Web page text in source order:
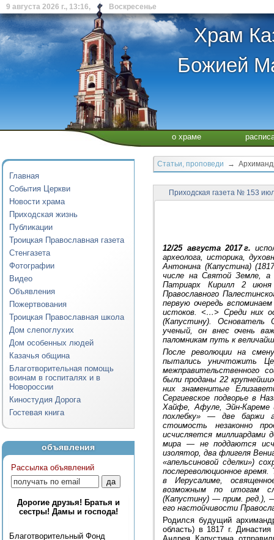
9 августа 2026 г., 13:16, Воскресенье
Храм
Божией
о храме
Главная
События Церкви
Новости храма
Приходская жизнь
Публикации
Троицкая Православная газета
Стенгазета
Фотографии
Видео
Объявления
Пожертвования
Троицкая Православная школа
Дом слепоглухих
Дом особенных людей
Казачья община
Благотворительная помощь
воинам в госпиталях и в
Новороссии
Киностудия Дорога
Гостевая книга
объявления
Рассылка объявлений
Дорогие друзья! Братья и
сестры! Дамы и господа!
Благотворительный Фонд
Статьи, проповеди →
Приходская газета № 153
12/25 августа 2017 г.
археолога, историка,
Антонина (Капустина)
числе на Святой Земле, а
Патриарх Кирилл 2 июня
Православного
первую очередь
истоков. <…> Среди них
(Капустину). Основатель
ученый, он внес очень
паломникам путь к
После революции на
пытались уничтожить
межправительственного
были проданы 22
них знаменитые
Сергиевское подворье в
Хайфе, Афуле, Эйн-Кареме
похлебку» — две баржи
стоимость незаконно
исчисляется миллиардами
мира — не поддаются
изолятор, два флигеля
«апельсиновой сделки»)
послереволюционное время.
в Иерусалиме,
возможным по итогам
(Капустину) — прим. ред.),
его настойчивости
Родился будущий
область) в 1817 г.